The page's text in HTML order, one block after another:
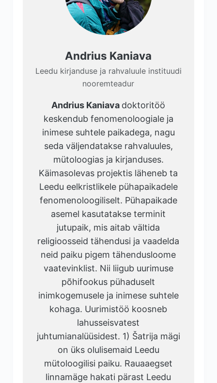
Andrius Kaniava
Leedu kirjanduse ja rahvaluule instituudi
nooremteadur
Andrius Kaniava doktoritöö
keskendub fenomenoloogiale ja
inimese suhtele paikadega, nagu
seda väljendatakse rahvaluules,
mütoloogias ja kirjanduses.
Käimasolevas projektis läheneb ta
Leedu eelkristlikele pühapaikadele
fenomenoloogiliselt. Pühapaikade
asemel kasutatakse terminit
jutupaik, mis aitab vältida
religioosseid tähendusi ja vaadelda
neid paiku pigem tähendusloome
vaatevinklist. Nii liigub uurimuse
põhifookus pühaduselt
inimkogemusele ja inimese suhtele
kohaga. Uurimistöö koosneb
lahusseisvatest
juhtumianalüüsidest. 1) Šatrija mägi
on üks olulisemaid Leedu
mütoloogilisi paiku. Rauaaegset
linnamäge hakati pärast Leedu